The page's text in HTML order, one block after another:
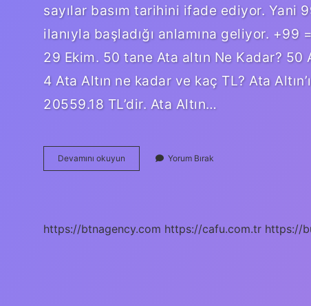
sayılar basım tarihini ifade ediyor. Yani
ilanıyla başladığı anlamına geliyor. +99
29 Ekim. 50 tane Ata altın Ne Kadar? 50
4 Ata Altın ne kadar ve kaç TL? Ata
20559.18 TL’dir. Ata Altın…
Devamını okuyun
Tane
Yorum Bırak
https://btnagency.com https://cafu.com.tr https://